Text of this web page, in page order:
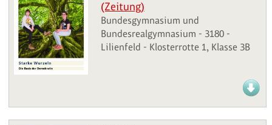
(Zeitung)
Bundesgymnasium und
Bundesrealgymnasium - 3180 -
Lilienfeld - Klosterrotte 1, Klasse 3B